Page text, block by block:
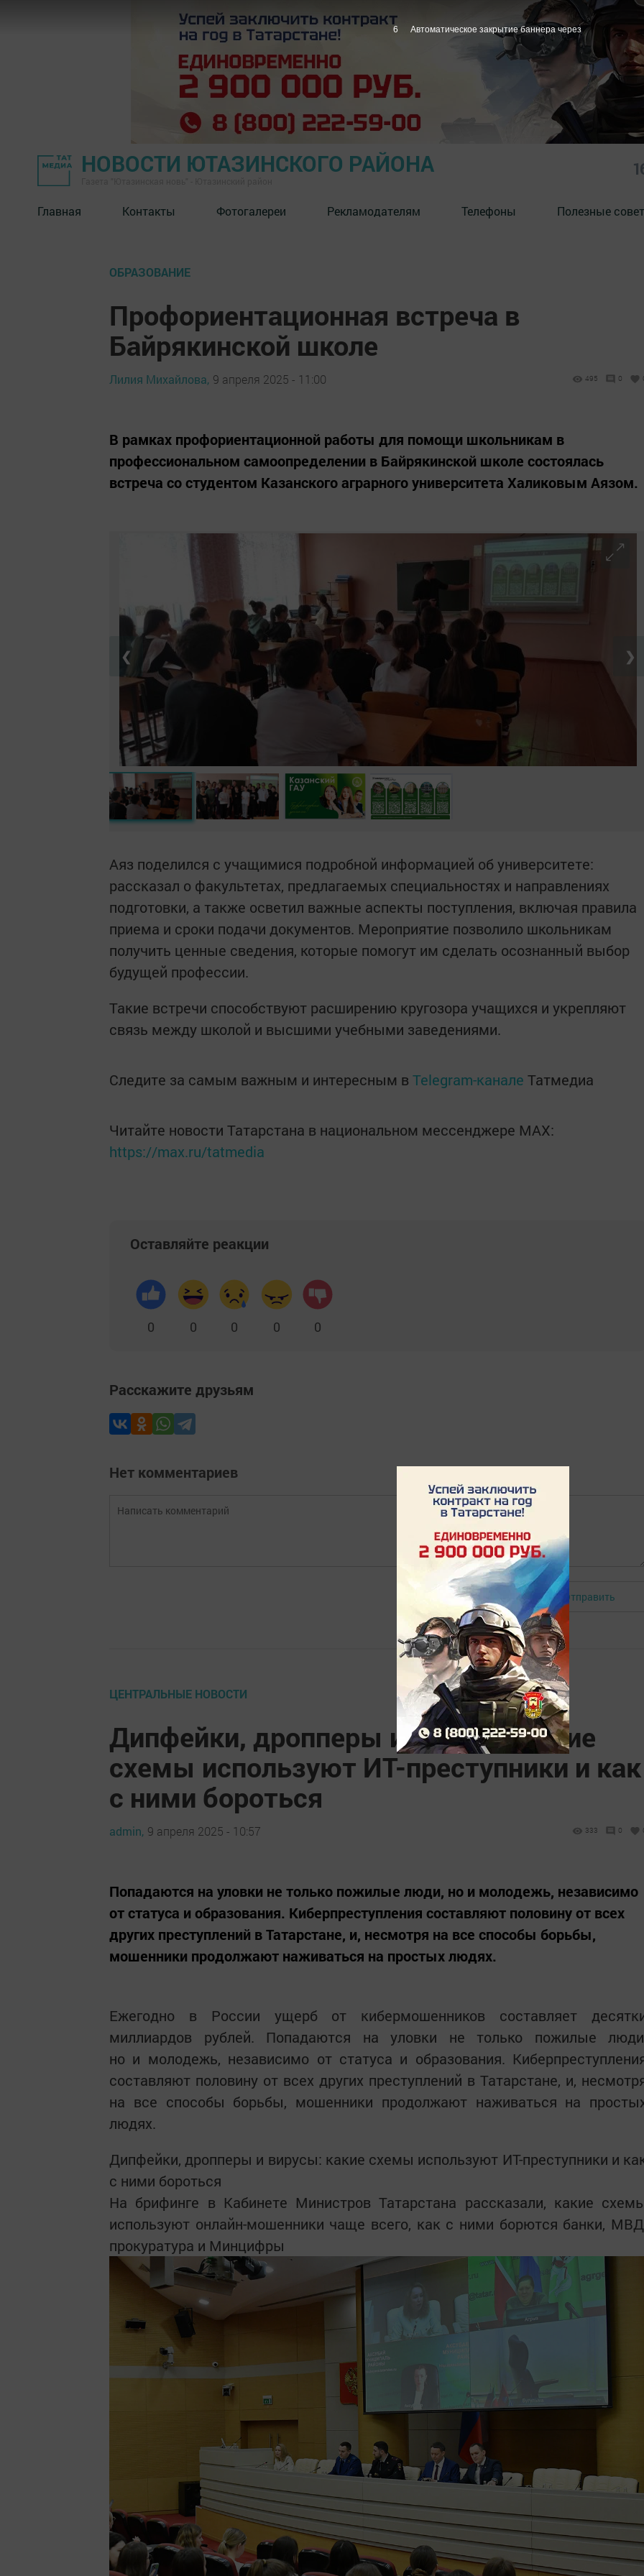
НОВОСТИ ЮТАЗИНСКОГО РАЙОНА
Главная Контакты Фотогалереи Рекламодателям Телефоны Полезные
ОБРАЗОВАНИЕ
Профориентационная встреча в
Байрякинской школе
Лилия Михайлова, 9 апреля 2025 - 11:00 495 0
В рамках профориентационной работы для помощи школьникам в
профессиональном самоопределении в Байрякинской школе состоялась
встреча со студентом Казанского аграрного университета Халиковым Аязом.
❮ ❯
Аяз поделился с учащимися подробной информацией об университете:
рассказал о факультетах, предлагаемых специальностях и направлениях
подготовки, а также осветил важные аспекты поступления, включая правила
приема и сроки подачи документов. Мероприятие позволило школьникам
получить ценные сведения, которые помогут им сделать осознанный выбор
будущей профессии.
Такие встречи способствуют расширению кругозора учащихся и укрепляют
связь между школой и высшими учебными заведениями.
Следите за самым важным и интересным в Telegram-канале Татмедиа
Читайте новости Татарстана в национальном мессенджере MАХ:
https://max.ru/tatmedia
Оставляйте реакции
0 0 0 0 0
Расскажите друзьям
Нет комментариев
Авторизоваться Отправить
ЦЕНТРАЛЬНЫЕ НОВОСТИ
Дипфейки, дропперы и вирусы: какие
схемы используют ИТ-преступники и как
с ними бороться
admin, 9 апреля 2025 - 10:57 333 0
Попадаются на уловки не только пожилые люди, но и молодежь, независимо
от статуса и образования. Киберпреступления составляют половину от всех
других преступлений в Татарстане, и, несмотря на все способы борьбы,
мошенники продолжают наживаться на простых людях.
Ежегодно в России ущерб от кибермошенников составляет
миллиардов рублей. Попадаются на уловки не только пожилые
но и молодежь, независимо от статуса и образования.
составляют половину от всех других преступлений в Татарстане, и,
на все способы борьбы, мошенники продолжают наживаться на
людях.
Дипфейки, дропперы и вирусы: какие схемы используют ИТ-преступники и
с ними бороться
На брифинге в Кабинете Министров Татарстана рассказали, какие
используют онлайн-мошенники чаще всего, как с ними борются банки,
прокуратура и Минцифры
4 Автоматическое закрытие баннера через